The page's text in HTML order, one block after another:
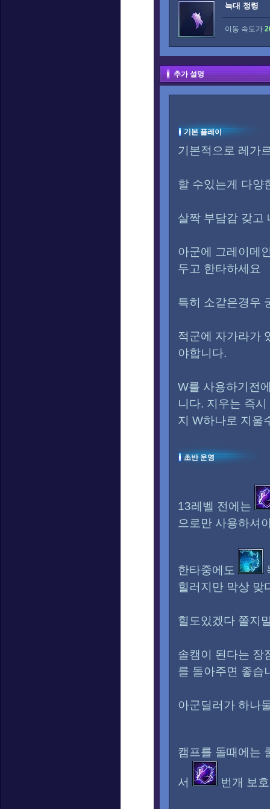
늑대 정령
이동 속도가
추가 설명
기본 플레이
기본적으로 레가
할 수있는게 다양
살짝 부담감 갖고
아군에 그레이메
두고 한타하세요
특히 소같은경우
적군에 자가라가
야합니다.
W를 사용하기전
니다. 지우는 즉
지 W하나로 지울
초반 운영
13레벨 전에는
으로만 사용하셔
한타중에도
힐러지만 막상 맞
힐도있겠다 쫄지
솔캠이 된다는 장
를 돌아주면 좋습
아군딜러가 하나
캠프를 돌때에는
서 번개 보